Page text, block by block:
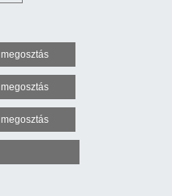
megosztás
megosztás
megosztás